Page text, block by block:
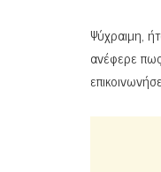
Ψύχραιμη,
ανέφερε